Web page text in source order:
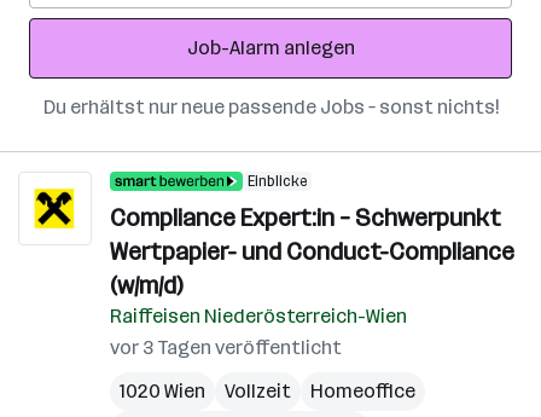
Adresse
Job-Alarm anlegen
Du erhältst nur neue passende Jobs – sonst nichts!
Einblicke
Compliance Expert:in – Schwerpunkt
Wertpapier- und Conduct-Compliance
(w/m/d)
Raiffeisen Niederösterreich-Wien
vor 3 Tagen veröffentlicht
1020 Wien
Vollzeit
Homeoffice